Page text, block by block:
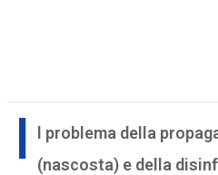
I
l problema della
(nascosta) e della